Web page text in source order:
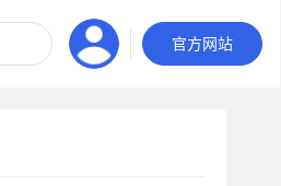
官方网站